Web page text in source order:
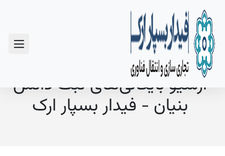
آرشیو بایگانی‌های ثبت دانش
بنیان - فیدار بسپار ارک